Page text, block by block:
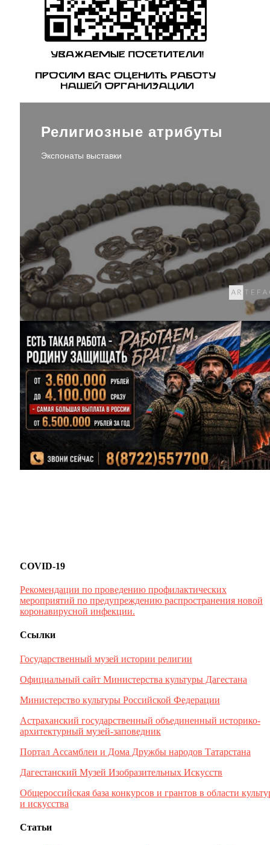
Религиозные атрибуты
Экспонаты выставки
COVID-19
Рекомендации по проведению профилактических
мероприятий по предупреждению распространения новой
коронавирусной инфекции.
Ссылки
Государственный музей истории религии
Официальный сайт Министерства культуры Дагестана
Министерство культуры Российской Федерации
Астраханский государственный объединенный историко-
архитектурный музей-заповедник
Портал Ассамблеи и Дома Дружбы народов Татарстана
Дагестанский Музей Изобразительных Искусств
Общероссийская база конкурсов и грантов в области
и искусства
Статьи